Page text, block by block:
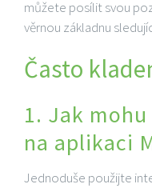
můžete posílit svou
věrnou základnu
Často
1. Jak
na aplikaci
Jednoduše použijte